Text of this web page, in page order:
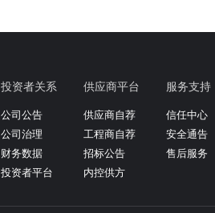
投资者关系
公司公告
公司治理
财务数据
投资者平台
供应商平台
供应商自荐
工程商自荐
招标公告
内控供方
服务支持
信任中心
安全通告
售后服务